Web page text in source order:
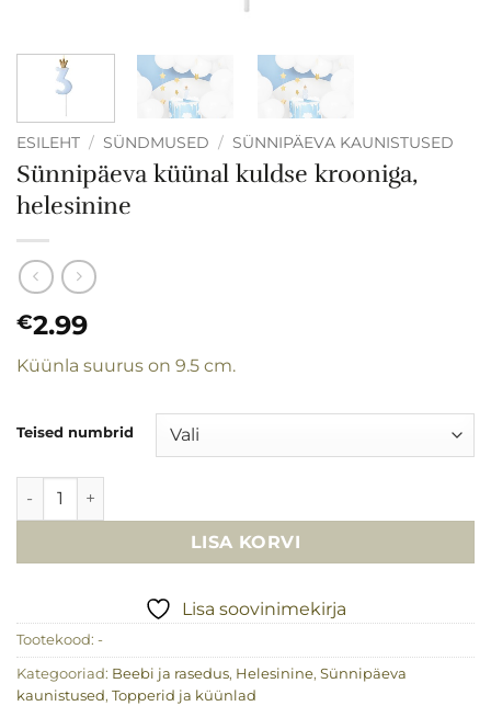
ESILEHT / SÜNDMUSED / SÜNNIPÄEVA KAUNISTUSED
Sünnipäeva küünal kuldse krooniga,
helesinine
€2.99
Küünla suurus on 9.5 cm.
Teised numbrid
Sünnipäeva küünal kuldse krooniga, helesinine kogus
LISA KORVI
Lisa soovinimekirja
Tootekood: -
Kategooriad: Beebi ja rasedus, Helesinine, Sünnipäeva
kaunistused, Topperid ja küünlad